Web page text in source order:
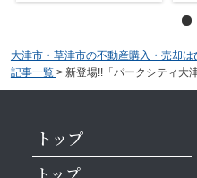
大津市・草津市の不動産購入・売却は
記事一覧 > 新登場!!「パークシティ大
トップ